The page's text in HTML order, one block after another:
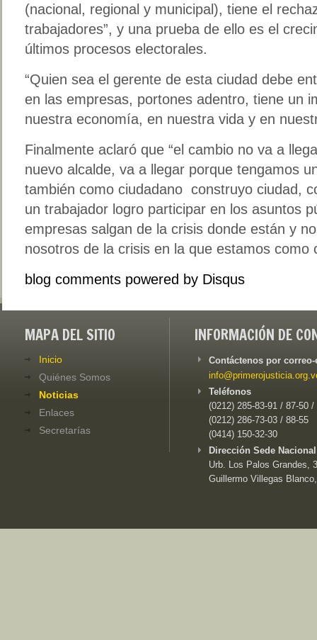
(nacional, regional y municipal), tiene el
trabajadores”, y una prueba de ello es el
últimos procesos electorales.
“Quien sea el gerente de esta ciudad debe
en las empresas, portones adentro, tiene un
nuestra economía, en nuestra vida y en
Finalmente aclaró que “el cambio no va a
nuevo alcalde, va a llegar porque tengamos
también como ciudadano construyo ciudad,
un trabajador logro participar en los asuntos
empresas salgan de la crisis donde están y
nosotros de la crisis en la que estamos como
blog comments powered by Disqus
MAPA DEL SITIO
Inicio
Quiénes Somos
Noticias
Enlaces
Secretarías
INFORMACIÓN DE
Contáctenos por
Teléfonos
(0212) 285-83-91 / 87-50 /
(0212) 286-73-03 / 88-55
(0414) 150-32-30
Dirección Sede
Urb. Los Palos Grandes,
Guillermo Villegas